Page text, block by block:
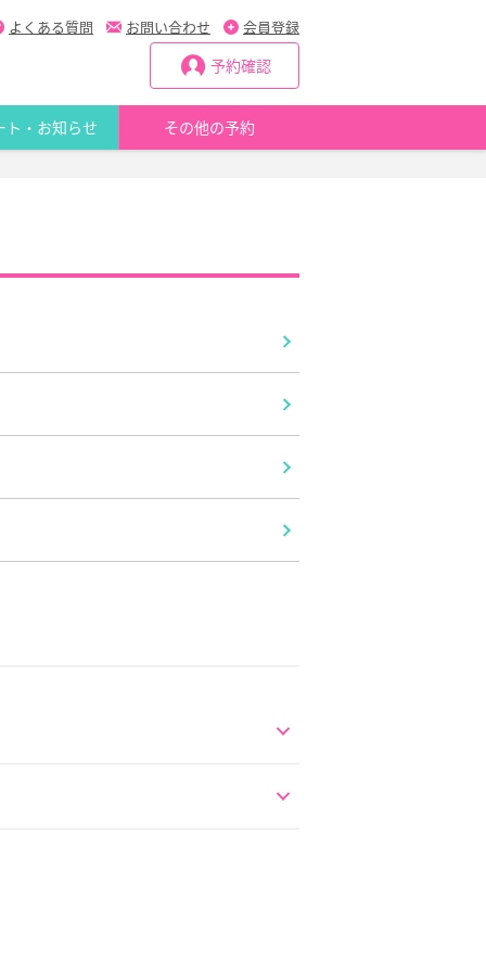
よくある質問 お問い合わせ 会員登録
予約確認
ト・お知らせ
その他の予約